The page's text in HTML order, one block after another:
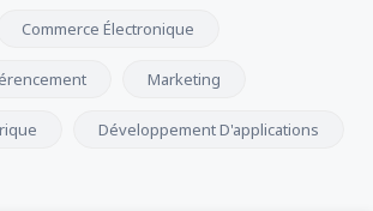
Commerce Électronique
Marketing
Développement D'applications